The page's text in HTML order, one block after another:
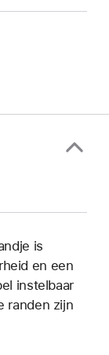
is
en een
instelbaar
randen zijn